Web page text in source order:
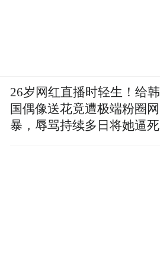
26岁网红直播时轻生！给韩
国偶像送花竟遭极端粉圈网
暴，辱骂持续多日将她逼死